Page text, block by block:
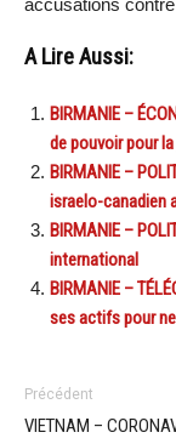
accusations
A Lire Aussi:
BIRMANIE –
de pouvoir pour
BIRMANIE –
israelo-canadien
BIRMANIE –
international
BIRMANIE –
ses actifs pour
Précédent
VIETNAM –